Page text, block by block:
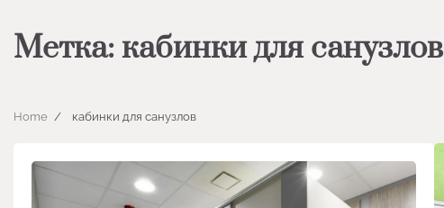
Метка:кабинки для санузлов
Home кабинки для санузлов